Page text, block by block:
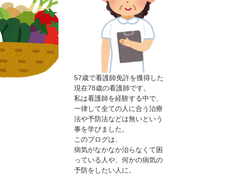
57歳で看護師免許を獲得した
現在78歳の看護師です。
私は看護師を経験する中で、
一律して全ての人に合う治療
法や予防法などは無いという
事を学びました。
このブログは、
病気がなかなか治らなくて困
っている人や、何かの病気の
予防をしたい人に。